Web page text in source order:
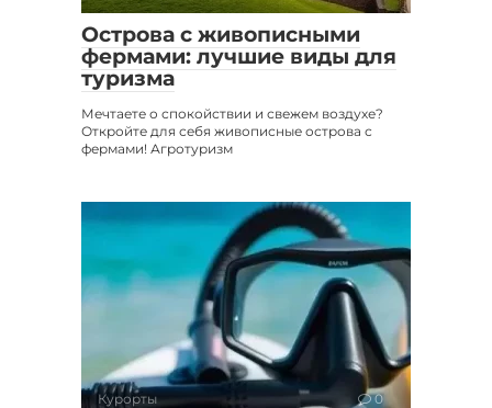
Острова с живописными
фермами: лучшие виды для
туризма
Мечтаете о спокойствии и свежем воздухе?
Откройте для себя живописные острова с
фермами! Агротуризм
Курорты 0